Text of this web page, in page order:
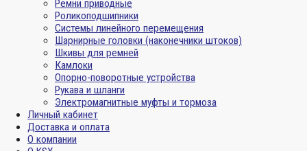
Ремни приводные
Роликоподшипники
Системы линейного перемещения
Шарнирные головки (наконечники штоков)
Шкивы для ремней
Камлоки
Опорно-поворотные устройства
Рукава и шланги
Электромагнитные муфты и тормоза
Личный кабинет
Доставка и оплата
О компании